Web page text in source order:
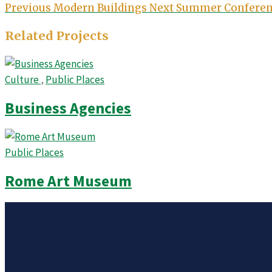
Previous Modern Buildings Next Summer
Related Projects
Culture, Public Places
Business Agencies
Public Places
Rome Art Museum